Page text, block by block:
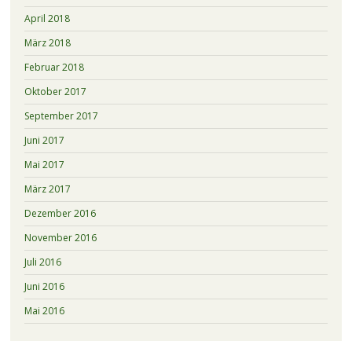
April 2018
März 2018
Februar 2018
Oktober 2017
September 2017
Juni 2017
Mai 2017
März 2017
Dezember 2016
November 2016
Juli 2016
Juni 2016
Mai 2016